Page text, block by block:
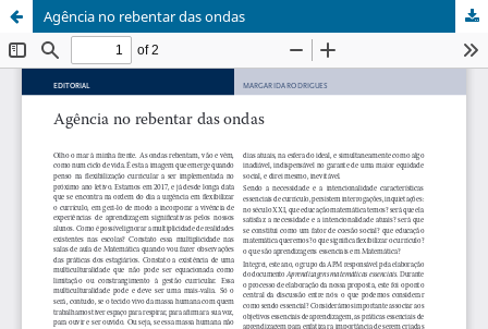
Agência no rebentar das ondas